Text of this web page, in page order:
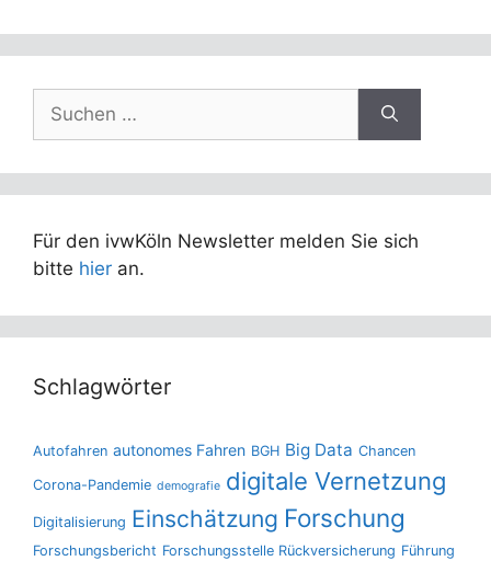
Suchen
nach:
Für den ivwKöln Newsletter melden Sie sich
bitte hier an.
Schlagwörter
Autofahren autonomes Fahren BGH Big Data Chancen
Corona-Pandemie demografie digitale Vernetzung
Digitalisierung Einschätzung Forschung
Forschungsbericht Forschungsstelle Rückversicherung Führung